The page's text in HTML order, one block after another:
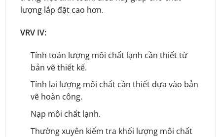
lượng lắp đặt cao hơn.
VRV IV:
Tính toán lượng môi chất lạnh cần thiết từ
bản vẽ thiết kế.
Tính lại lượng môi chất cần thiết dựa vào bản
vẽ hoàn công.
Nạp môi chất lạnh.
Thường xuyên kiểm tra khối lượng môi chất